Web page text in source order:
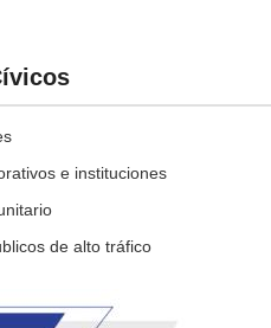
e instituciones
de alto tráfico